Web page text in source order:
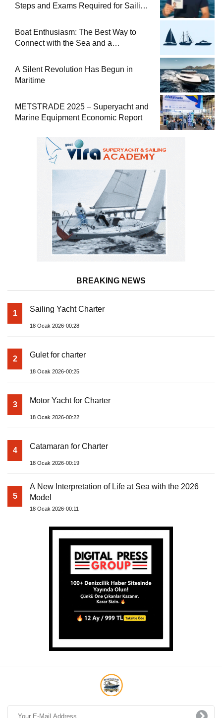
Steps and Exams Required for Sailing
Boat Enthusiasm: The Best Way to
Connect with the Sea and a
A Silent Revolution Has Begun in
Maritime
METSTRADE 2025 – Superyacht and
Marine Equipment Economic Report
BREAKING NEWS
1 Sailing Yacht Charter
18 Ocak 2026-00:28
2 Gulet for charter
18 Ocak 2026-00:25
3 Motor Yacht for Charter
18 Ocak 2026-00:22
4 Catamaran for Charter
18 Ocak 2026-00:19
5
A New Interpretation of Life at Sea with the 2026
Model
18 Ocak 2026-00:11